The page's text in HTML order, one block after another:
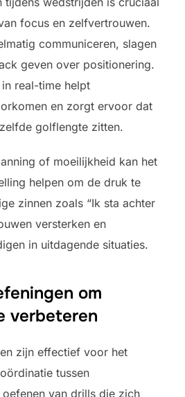
focus en zelfvertrouwen.
communiceren, slagen
geven over positionering.
real-time helpt
en zorgt ervoor dat
golflengte zitten.
of moeilijkheid kan het
helpen om de druk te
zinnen zoals “Ik sta achter
versterken en
in uitdagende situaties.
om
verbeteren
zijn effectief voor het
tussen
van drills die zich